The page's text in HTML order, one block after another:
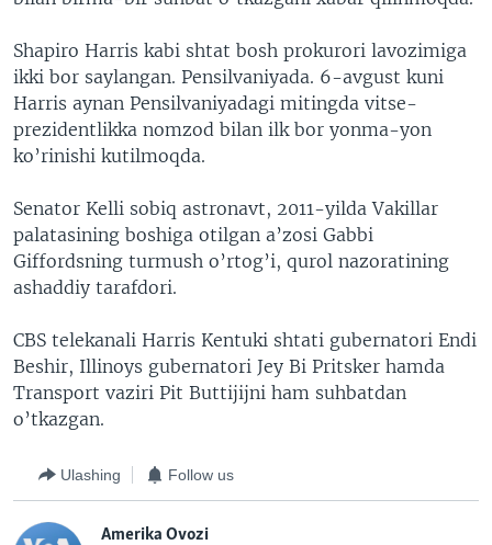
Shapiro Harris kabi shtat bosh prokurori lavozimiga
ikki bor saylangan. Pensilvaniyada. 6-avgust kuni
Harris aynan Pensilvaniyadagi mitingda vitse-
prezidentlikka nomzod bilan ilk bor yonma-yon
ko’rinishi kutilmoqda.
Senator Kelli sobiq astronavt, 2011-yilda Vakillar
palatasining boshiga otilgan a’zosi Gabbi
Giffordsning turmush o’rtog’i, qurol nazoratining
ashaddiy tarafdori.
CBS telekanali Harris Kentuki shtati gubernatori Endi
Beshir, Illinoys gubernatori Jey Bi Pritsker hamda
Transport vaziri Pit Buttijijni ham suhbatdan
o’tkazgan.
Ulashing Follow us
Amerika Ovozi